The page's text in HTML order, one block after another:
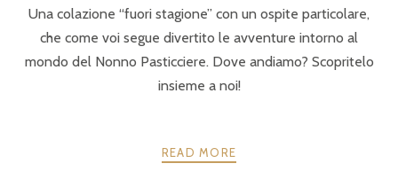
Una colazione “fuori stagione” con un ospite particolare,
che come voi segue divertito le avventure intorno al
mondo del Nonno Pasticciere. Dove andiamo? Scopritelo
insieme a noi!
READ MORE